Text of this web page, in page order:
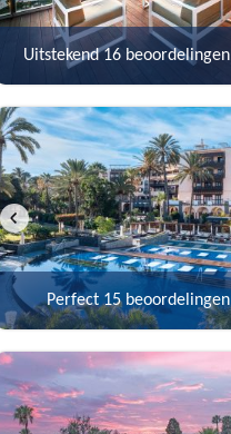
Uitstekend 16 beoordelingen
Perfect 15 beoordelingen